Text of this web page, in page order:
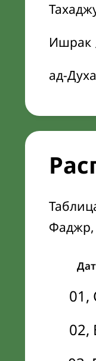
Ишрак
ад-Духа
Фаджр,
01,
02,